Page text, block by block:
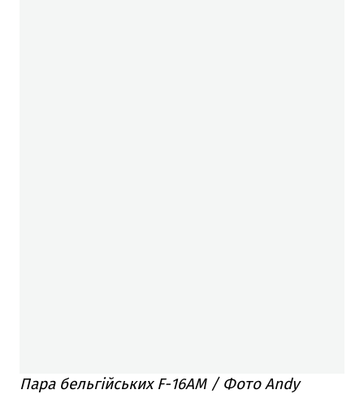
Пара бельгійських F-16AM / Фото Andy